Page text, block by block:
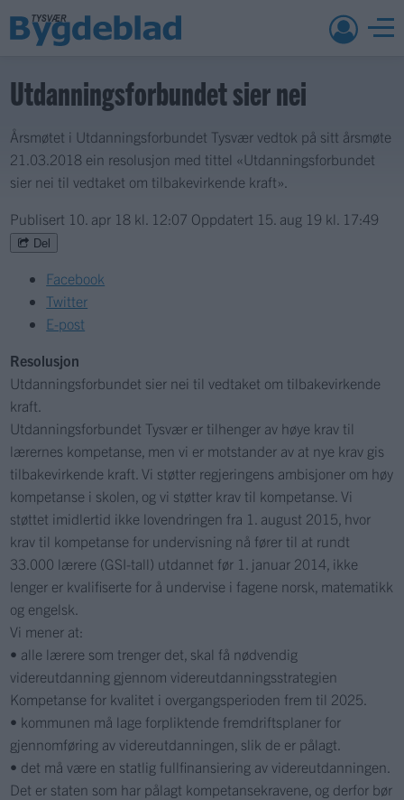
Utdanningsforbundet sier nei
Årsmøtet i Utdanningsforbundet Tysvær vedtok på sitt årsmøte
21.03.2018 ein resolusjon med tittel «Utdanningsforbundet
sier nei til vedtaket om tilbakevirkende kraft».
Publisert 10. apr 18 kl. 12:07 Oppdatert 15. aug 19 kl. 17:49
Del
Facebook
Twitter
E-post
Resolusjon
Utdanningsforbundet sier nei til vedtaket om tilbakevirkende
kraft.
Utdanningsforbundet Tysvær er tilhenger av høye krav til
lærernes kompetanse, men vi er motstander av at nye krav gis
tilbakevirkende kraft. Vi støtter regjeringens ambisjoner om høy
kompetanse i skolen, og vi støtter krav til kompetanse. Vi
støttet imidlertid ikke lovendringen fra 1. august 2015, hvor
krav til kompetanse for undervisning nå fører til at rundt
33.000 lærere (GSI-tall) utdannet før 1. januar 2014, ikke
lenger er kvalifiserte for å undervise i fagene norsk, matematikk
og engelsk.
Vi mener at:
• alle lærere som trenger det, skal få nødvendig
videreutdanning gjennom videreutdanningsstrategien
Kompetanse for kvalitet i overgangsperioden frem til 2025.
• kommunen må lage forpliktende fremdriftsplaner for
gjennomføring av videreutdanningen, slik de er pålagt.
• det må være en statlig fullfinansiering av videreutdanningen.
Det er staten som har pålagt kompetansekravene, og derfor bør